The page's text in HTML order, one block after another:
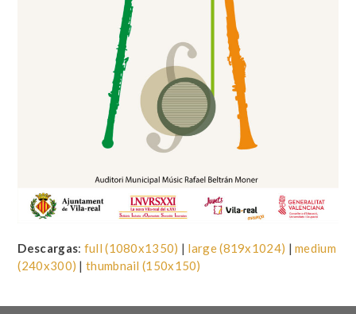
Descargas: full (1080x1350) | large (819x1024) |medium
(240x300) |thumbnail (150x150)